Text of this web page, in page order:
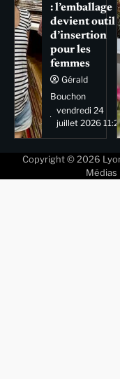
: l’emballage
devient outil
d’insertion
pour les
femmes
Gérald
Bouchon
vendredi 24
juillet 2026
Copyright © 2026
Médias